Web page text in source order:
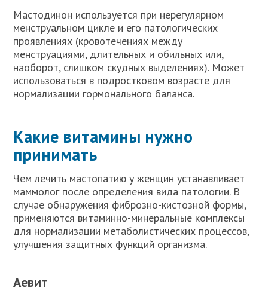
Мастодинон используется при нерегулярном
менструальном цикле и его патологических
проявлениях (кровотечениях между
менструациями, длительных и обильных или,
наоборот, слишком скудных выделениях). Может
использоваться в подростковом возрасте для
нормализации гормонального баланса.
Какие витамины нужно
принимать
Чем лечить мастопатию у женщин устанавливает
маммолог после определения вида патологии. В
случае обнаружения фиброзно-кистозной формы,
применяются витаминно-минеральные комплексы
для нормализации метаболистических процессов,
улучшения защитных функций организма.
Аевит